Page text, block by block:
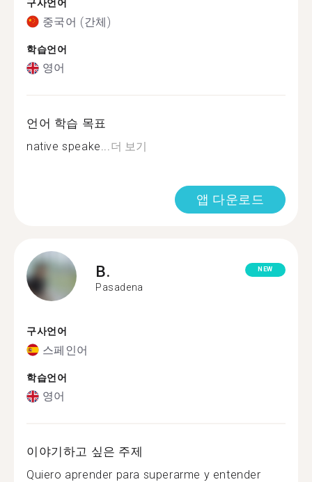
구사언어
중국어 (간체)
학습언어
영어
언어 학습 목표
native speake...더 보기
앱 다운로드
B.
Pasadena
NEW
구사언어
스페인어
학습언어
영어
이야기하고 싶은 주제
Quiero aprender para superarme y entender